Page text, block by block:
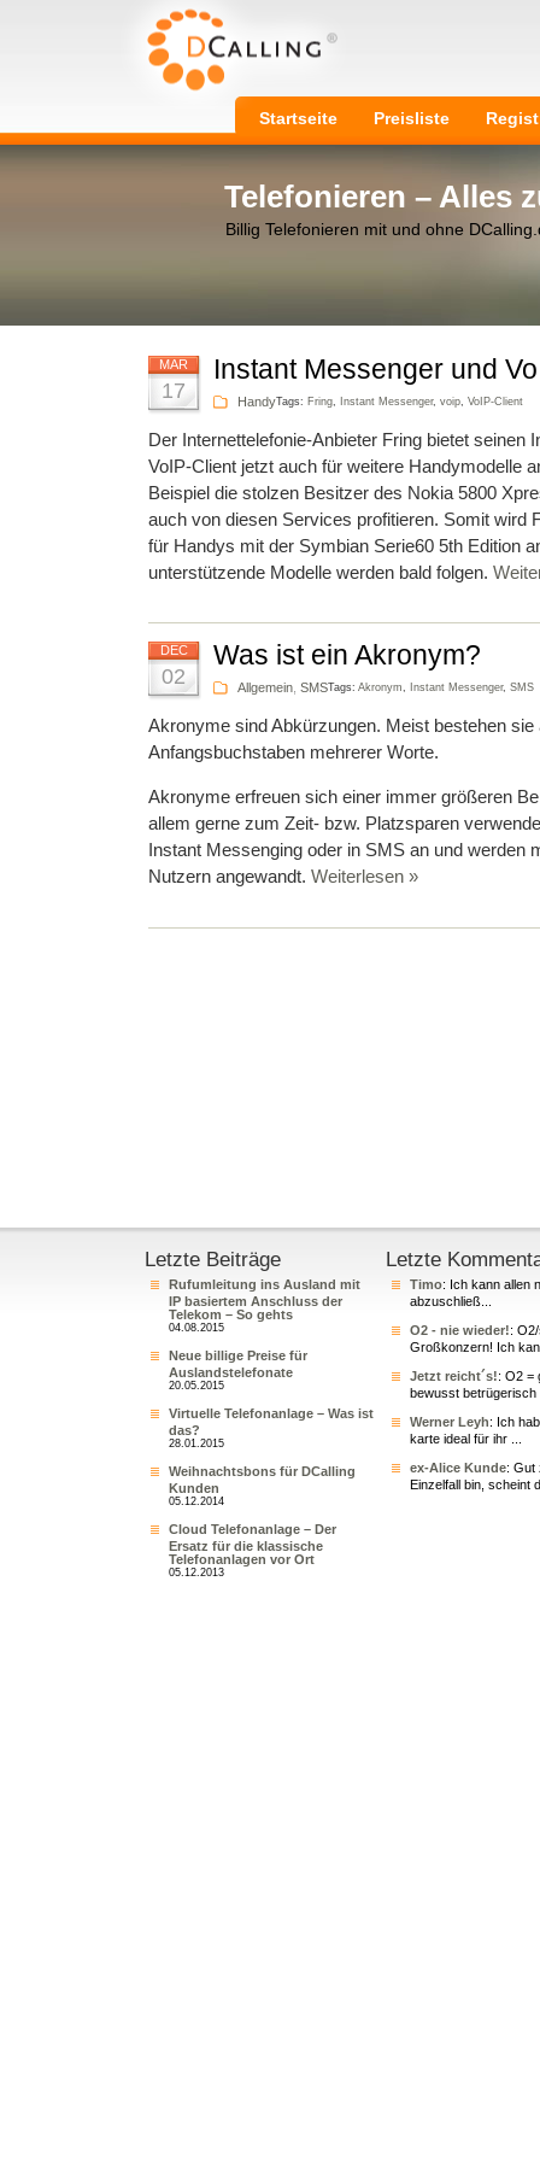
Startseite Preisliste
Telefonieren – Alles
Billig Telefonieren mit und ohne
MAR
17
Instant Messenger und
Tags: Fring, Instant Messenger, voip, VoIP-Client
Handy
Der Internettelefonie-Anbieter Fring bietet seinen
VoIP-Client jetzt auch für weitere Handymodelle
Beispiel die stolzen Besitzer des Nokia 5800
auch von diesen Services profitieren. Somit wird
für Handys mit der Symbian Serie60 5th Edition
unterstützende Modelle werden bald folgen.
DEC
02
Was ist ein Akronym?
Tags: Akronym, Instant Messenger, SMS
Allgemein SMS
Akronyme sind Abkürzungen. Meist bestehen sie
Anfangsbuchstaben mehrerer Worte.
Akronyme erfreuen sich einer immer größeren
allem gerne zum Zeit- bzw. Platzsparen
Instant Messenging oder in SMS an und werden
Nutzern angewandt. Weiterlesen »
Letzte Beiträge
Rufumleitung ins Ausland mit
IP basiertem Anschluss der
Telekom – So gehts
04.08.2015
Neue billige Preise für
Auslandstelefonate
20.05.2015
Virtuelle Telefonanlage – Was ist
das?
28.01.2015
Weihnachtsbons für DCalling
Kunden
05.12.2014
Cloud Telefonanlage – Der
Ersatz für die klassische
Telefonanlagen vor Ort
05.12.2013
Letzte
Timo: Ich kann allen
abzuschließ...
O2 - nie wieder!:
Großkonzern! Ich
Jetzt reicht´s!: O2 =
bewusst betrügerisch
Werner Leyh: Ich
karte ideal für ihr ...
ex-Alice Kunde: Gut
Einzelfall bin, scheint